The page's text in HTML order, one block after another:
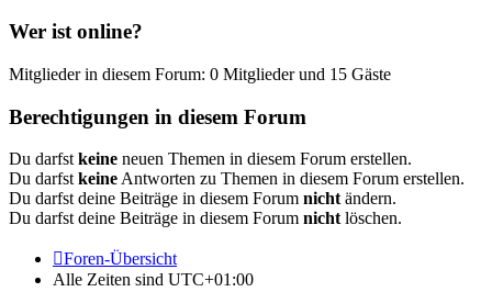
Wer ist online?
Mitglieder in diesem Forum: 0 Mitglieder und 15 Gäste
Berechtigungen in diesem Forum
Du darfst keine neuen Themen in diesem Forum erstellen.
Du darfst keine Antworten zu Themen in diesem Forum erstellen.
Du darfst deine Beiträge in diesem Forum nicht ändern.
Du darfst deine Beiträge in diesem Forum nicht löschen.
Foren-Übersicht
Alle Zeiten sind UTC+01:00